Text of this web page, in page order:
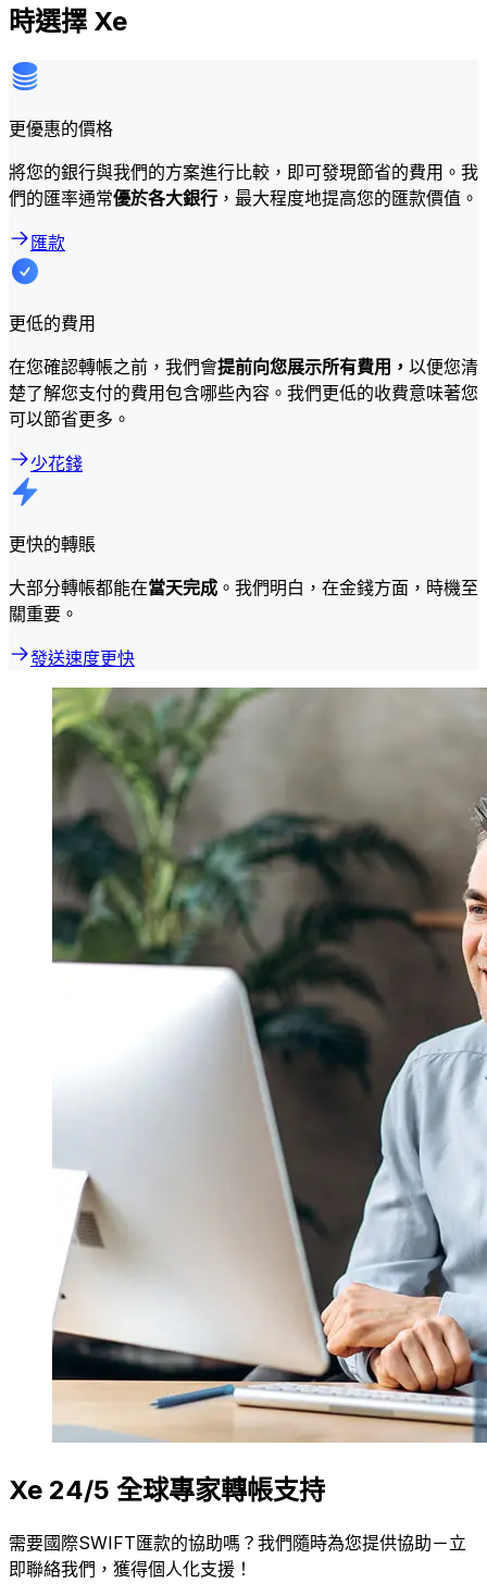
時選擇 Xe
更優惠的價格
將您的銀行與我們的方案進行比較，即可發現節省的費用。我
們的匯率通常優於各大銀行 ，最大程度地提高您的匯款價值。
匯款
更低的費用
在您確認轉帳之前，我們會提前向您展示所有費用， 以便您清
楚了解您支付的費用包含哪些內容。我們更低的收費意味著您
可以節省更多。
少花錢
更快的轉賬
大部分轉帳都能在當天完成 。我們明白，在金錢方面，時機至
關重要。
發送速度更快
Xe 24/5 全球專家轉帳支持
需要國際SWIFT匯款的協助嗎？我們隨時為您提供協助－立
即聯絡我們，獲得個人化支援！